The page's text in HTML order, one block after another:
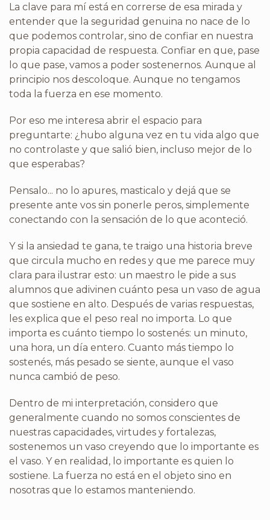
La clave para mí está en correrse de esa mirada y
entender que la seguridad genuina no nace de lo
que podemos controlar, sino de confiar en nuestra
propia capacidad de respuesta. Confiar en que, pase
lo que pase, vamos a poder sostenernos. Aunque al
principio nos descoloque. Aunque no tengamos
toda la fuerza en ese momento.
Por eso me interesa abrir el espacio para
preguntarte: ¿hubo alguna vez en tu vida algo que
no controlaste y que salió bien, incluso mejor de lo
que esperabas?
Pensalo... no lo apures, masticalo y dejá que se
presente ante vos sin ponerle peros, simplemente
conectando con la sensación de lo que aconteció.
Y si la ansiedad te gana, te traigo una historia breve
que circula mucho en redes y que me parece muy
clara para ilustrar esto: un maestro le pide a sus
alumnos que adivinen cuánto pesa un vaso de agua
que sostiene en alto. Después de varias respuestas,
les explica que el peso real no importa. Lo que
importa es cuánto tiempo lo sostenés: un minuto,
una hora, un día entero. Cuanto más tiempo lo
sostenés, más pesado se siente, aunque el vaso
nunca cambió de peso.
Dentro de mi interpretación, considero que
generalmente cuando no somos conscientes de
nuestras capacidades, virtudes y fortalezas,
sostenemos un vaso creyendo que lo importante es
el vaso. Y en realidad, lo importante es quien lo
sostiene. La fuerza no está en el objeto sino en
nosotras que lo estamos manteniendo.